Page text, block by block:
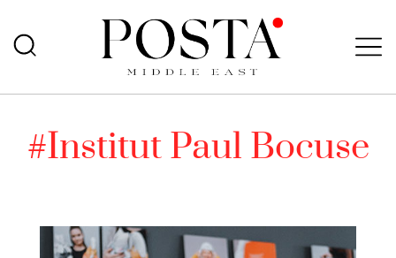
#Institut Paul Bocuse